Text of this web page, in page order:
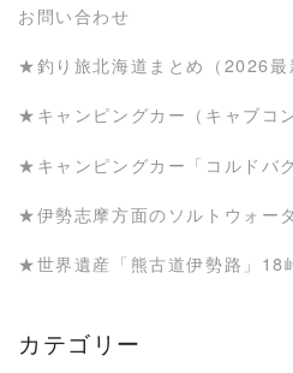
お問い合わせ
★釣り旅北海道まとめ（2026最
★キャンピングカー（キャブ
★キャンピングカー「コルドバ
★伊勢志摩方面のソルトウォー
★世界遺産「熊古道伊勢路」18
カテゴリー